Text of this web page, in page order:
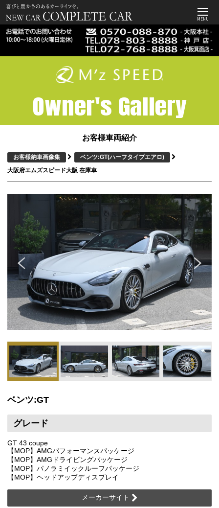
MENU
Owner's Gallery
お客様車両紹介
お客様納車画像集 ベンツ:GT(ハーフタイプエアロ)
大阪府エムズスピード大阪 在庫車
ベンツ:GT
グレード
GT 43 coupe
【MOP】AMGパフォーマンスパッケージ
【MOP】AMGドライビングパッケージ
【MOP】パノラミイックルーフパッケージ
【MOP】ヘッドアップディスプレイ
メーカーサイト